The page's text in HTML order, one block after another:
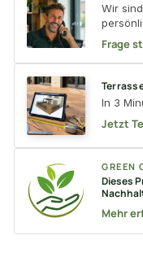
Wir
Frage
In 3
Jetzt
GREEN
Dieses
Mehr